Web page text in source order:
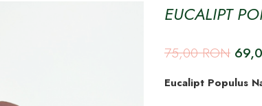
EUCALIPT
75,00 RON
Eucalipt Populus